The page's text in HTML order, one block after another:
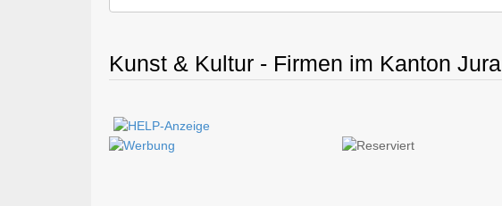
Kunst & Kultur - Firmen im Kanton Jura